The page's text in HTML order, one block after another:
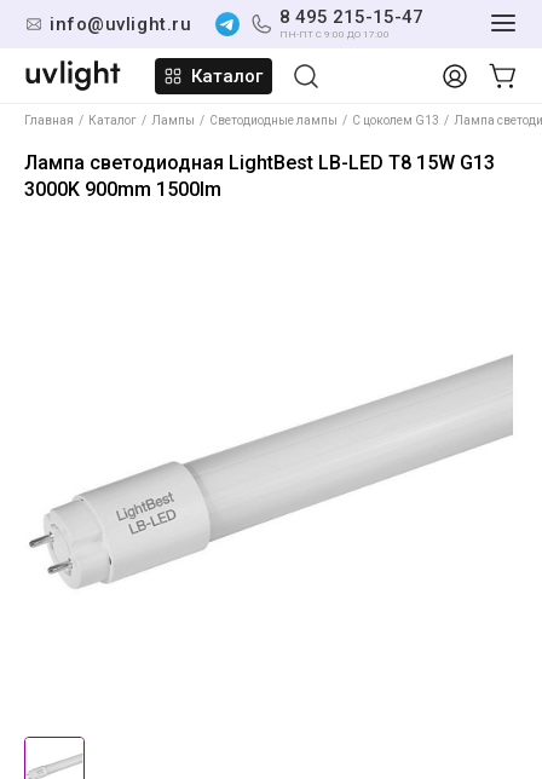
info@uvlight.ru 8 495 215-15-47
ПН-ПТ С 9:00 ДО 17:00
Каталог
Главная Каталог Лампы Светодиодные лампы С цоколем G13 Лампа
Лампа светодиодная LightBest LB-LED T8 15W G13
3000K 900mm 1500lm